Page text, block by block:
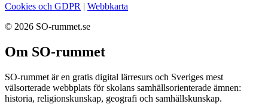
Cookies och GDPR | Webbkarta
© 2026 SO-rummet.se
Om SO-rummet
SO-rummet är en gratis digital lärresurs och Sveriges mest
välsorterade webbplats för skolans samhällsorienterade ämnen:
historia, religionskunskap, geografi och samhällskunskap.